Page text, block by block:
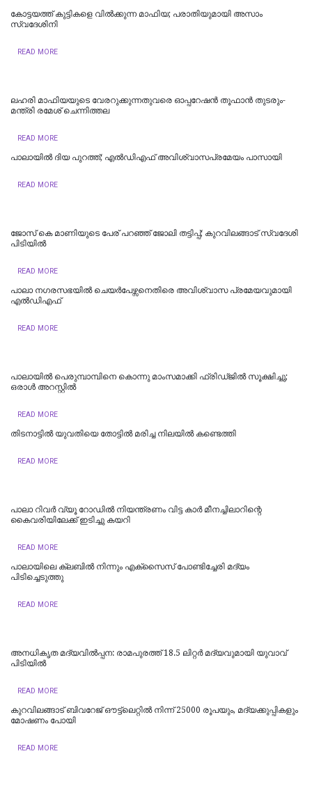
കോട്ടയത്ത് കുട്ടികളെ വിൽക്കുന്ന മാഫിയ; പരാതിയുമായി അസാം
സ്വദേശിനി
READ MORE
ലഹരി മാഫിയയുടെ വേരറുക്കുന്നതുവരെ ഓപ്പറേഷൻ തൂഫാൻ തുടരും-
മന്ത്രി രമേശ് ചെന്നിത്തല
READ MORE
പാലായിൽ ദിയ പുറത്ത്; എല്‍ഡിഎഫ് അവിശ്വാസപ്രമേയം പാസായി
READ MORE
ജോസ് കെ മാണിയുടെ പേര് പറഞ്ഞ് ജോലി തട്ടിപ്പ്; കുറവിലങ്ങാട് സ്വദേശി
പിടിയിൽ
READ MORE
പാലാ നഗരസഭയിൽ ചെയർപേഴ്സനെതിരെ അവിശ്വാസ പ്രമേയവുമായി
എൽഡിഎഫ്
READ MORE
പാലായിൽ പെരുമ്പാമ്പിനെ കൊന്നു മാംസമാക്കി ഫ്രിഡ്ജിൽ സൂക്ഷിച്ചു;
ഒരാൾ അറസ്റ്റിൽ
READ MORE
തിടനാട്ടിൽ യുവതിയെ തോട്ടിൽ മരിച്ച നിലയിൽ കണ്ടെത്തി
READ MORE
പാലാ റിവർ വ്യൂ റോഡിൽ നിയന്ത്രണം വിട്ട കാർ മീനച്ചിലാറിന്റെ
കൈവരിയിലേക്ക് ഇടിച്ചു കയറി
READ MORE
പാലായിലെ ക്ലബിൽ നിന്നും എക്സൈസ് പോണ്ടിച്ചേരി മദ്യം
പിടിച്ചെടുത്തു
READ MORE
അനധികൃത മദ്യവിൽപ്പന: രാമപുരത്ത് 18.5 ലിറ്റർ മദ്യവുമായി യുവാവ്
പിടിയിൽ
READ MORE
കുറവിലങ്ങാട് ബിവറേജ് ഔട്ട്ലെറ്റിൽ നിന്ന് 25000 രൂപയും, മദ്യക്കുപ്പികളും
മോഷണം പോയി
READ MORE